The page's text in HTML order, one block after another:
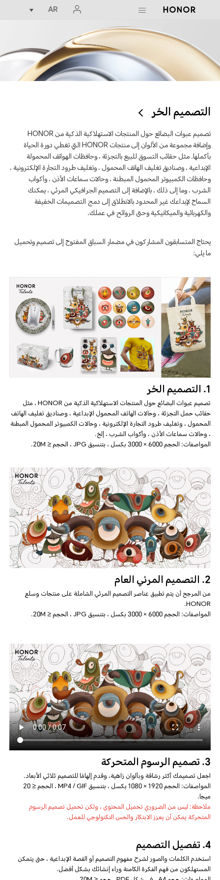
AR
التصميم الحُر
تصميم عبوات البضائع حول المنتجات الاستهلاكية الذكية من HONOR
وإضافة مجموعة من الألوان إلى منتجات HONOR التي تغطي دورة الحياة
بأكملها. مثل حقائب التسوق للبيع بالتجزئة ، وحافظات الهواتف المحمولة
الإبداعية ، وصناديق تغليف الهاتف المحمول ، وتغليف طرود التجارة الإلكترونية ،
وحافظات الكمبيوتر المحمول المبطنة ، وحالات سماعات الأذن ، وأكواب
الشرب ، وما إلى ذلك ، بالإضافة إلى التصميم الجرافيكي المرئي ، يمكنك
السماح لإبداعك غير المحدود بالانطلاق إلى دمج التصميمات الخفيفة
والكهربائية والميكانيكية وحتى الروائح في عملك.
يحتاج المتسابقون المشاركون في مضمار السباق المفتوح إلى تصميم وتحميل
ما يلي:
1. التصميم الحُر
تصميم عبوات البضائع حول المنتجات الاستهلاكية الذكية من HONOR ، مثل
حقائب حمل التجزئة ، وحالات الهاتف المحمول الإبداعية ، وصناديق تغليف الهاتف
المحمول ، وتغليف طرود التجارة الإلكترونية ، وحالات الكمبيوتر المحمول المبطنة
، وحالات سماعات الأذن ، وأكواب الشرب ، إلخ.
المواصفات: الحجم 6000 × 3000 بكسل ، بتنسيق JPG ، الحجم ≤ 20M.
2. التصميم المرئي العام
من المرجح أن يتم تطبيق عناصر التصميم المرئي الشاملة على منتجات وسلع
HONOR.
المواصفات: الحجم 6000 × 3000 بكسل ، بتنسيق JPG ، الحجم ≤ 20M.
3. تصميم الرسوم المتحركة
اجعل تصميمك أكثر رشاقة وبألوان زاهية، وقدم إلهامًا للتصميم ثلاثي الأبعاد.
المواصفات: الحجم 1920 × 1080 بكسل ، بتنسيق MP4 / GIF ، الحجم ≤ 20
ميجا.
ملاحظة: ليس من الضروري تحميل المحتوى ، ولكن تحميل تصميم الرسوم
المتحركة يمكن أن يعزز الابتكار والحس التكنولوجي للعمل.
4. تفصيل التصميم
استخدم الكلمات والصور لشرح مفهوم التصميم أو القصة الإبداعية ، حتى يتمكن
المستهلكون من فهم الفكرة الكامنة وراء إنشائك بشكل أفضل.